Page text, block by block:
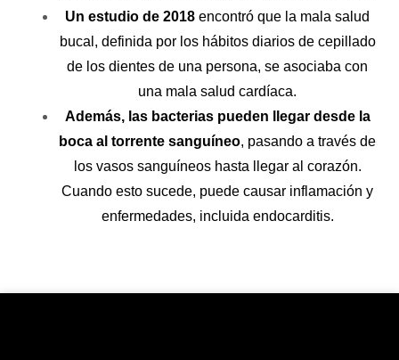
Un estudio de 2018 encontró que la mala salud
bucal, definida por los hábitos diarios de cepillado
de los dientes de una persona, se asociaba con
una mala salud cardíaca.
Además, las bacterias pueden llegar desde la
boca al torrente sanguíneo, pasando a través de
los vasos sanguíneos hasta llegar al corazón.
Cuando esto sucede, puede causar inflamación y
enfermedades, incluida endocarditis.